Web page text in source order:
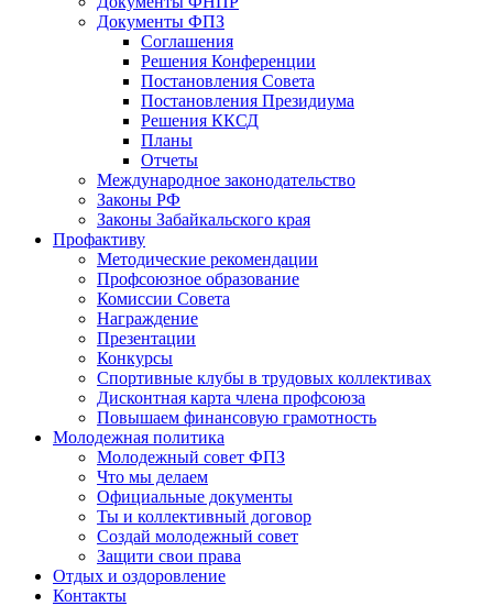
Документы ФПЗ
Соглашения
Решения Конференции
Постановления Совета
Постановления Президиума
Решения ККСД
Планы
Отчеты
Международное законодательство
Законы РФ
Законы Забайкальского края
Профактиву
Методические рекомендации
Профсоюзное образование
Комиссии Совета
Награждение
Презентации
Конкурсы
Спортивные клубы в трудовых коллективах
Дисконтная карта члена профсоюза
Повышаем финансовую грамотность
Молодежная политика
Молодежный совет ФПЗ
Что мы делаем
Официальные документы
Ты и коллективный договор
Создай молодежный совет
Защити свои права
Отдых и оздоровление
Контакты